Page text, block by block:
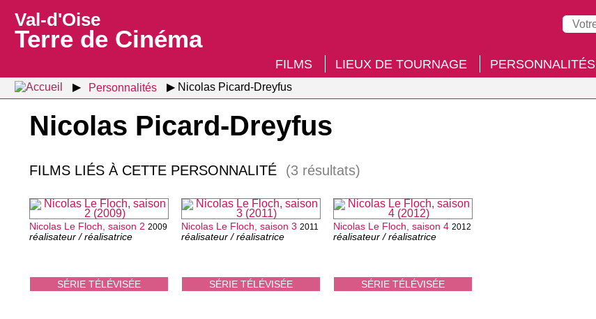
Val-d'Oise
Terre de Cinéma
FILMS LIEUX DE TOURNAGE PERSONNALITÉS
Personnalités Nicolas Picard-Dreyfus
Nicolas Picard-Dreyfus
FILMS LIÉS À CETTE PERSONNALITÉ (3 résultats)
SÉRIE TÉLÉVISÉE
Nicolas Le Floch, saison 2 2009
réalisateur / réalisatrice
SÉRIE TÉLÉVISÉE
Nicolas Le Floch, saison 3 2011
réalisateur / réalisatrice
SÉRIE TÉLÉVISÉE
Nicolas Le Floch, saison 4 2012
réalisateur / réalisatrice